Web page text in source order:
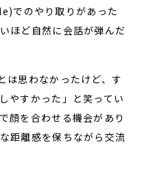
でのやり取りがあった
ほど自然に会話が弾んだ
は思わなかったけど、す
やすかった」と笑ってい
顔を合わせる機会があり
距離感を保ちながら交流